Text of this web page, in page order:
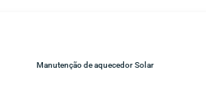
Manutenção de aquecedor Solar